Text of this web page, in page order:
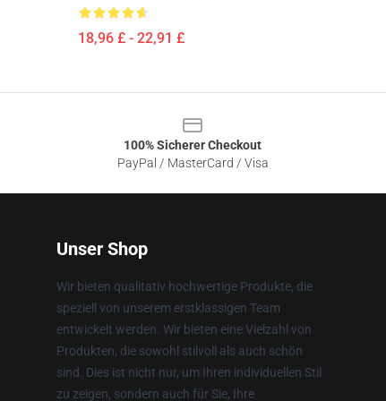
18,96 £ - 22,91 £
100% Sicherer Checkout
PayPal / MasterCard / Visa
Unser Shop
Wir bieten qualitativ hochwertige Produkte, die
speziell von unserem erstklassigen Team
entwickelt werden. Wir bieten eine Vielzahl von
Produkten, die sowohl stilvoll als auch schön
sind. Dies ist nicht nur, um Ihren individuellen Stil
zu zeigen, sondern auch für Sie, Ihre